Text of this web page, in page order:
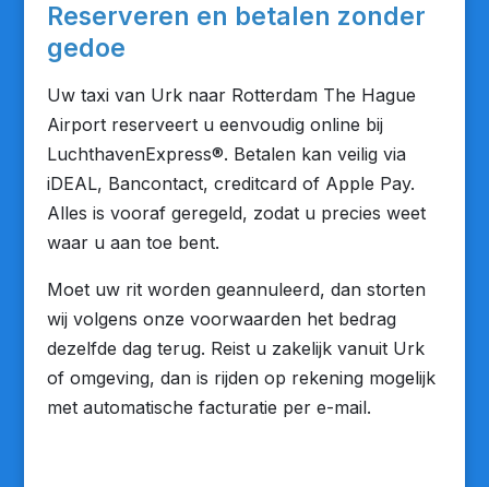
Reserveren en betalen zonder
gedoe
Uw taxi van Urk naar Rotterdam The Hague
Airport reserveert u eenvoudig online bij
LuchthavenExpress®. Betalen kan veilig via
iDEAL, Bancontact, creditcard of Apple Pay.
Alles is vooraf geregeld, zodat u precies weet
waar u aan toe bent.
Moet uw rit worden geannuleerd, dan storten
wij volgens onze voorwaarden het bedrag
dezelfde dag terug. Reist u zakelijk vanuit Urk
of omgeving, dan is rijden op rekening mogelijk
met automatische facturatie per e-mail.